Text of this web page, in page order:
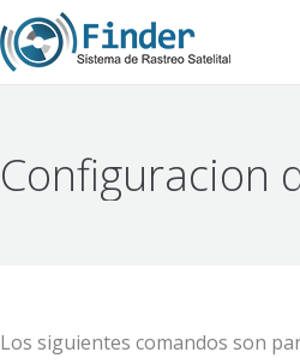
Configuracion
Los siguientes comandos son